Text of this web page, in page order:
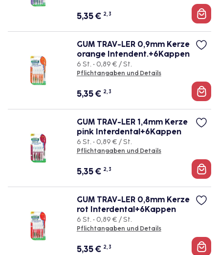
5,35€ 2, 3
GUM TRAV-LER 0,9mm Kerze
orange Intendent.+6Kappen
6 St. • 0,89 € / St.
Pflichtangaben und Details
5,35€ 2, 3
GUM TRAV-LER 1,4mm Kerze
pink Interdental+6Kappen
6 St. • 0,89 € / St.
Pflichtangaben und Details
5,35€ 2, 3
GUM TRAV-LER 0,8mm Kerze
rot Interdental+6Kappen
6 St. • 0,89 € / St.
Pflichtangaben und Details
5,35€ 2, 3